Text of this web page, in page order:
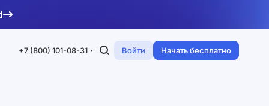
+7 (800) 101-08-31 Войти Начать бесплатно